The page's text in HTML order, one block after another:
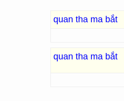
quan tha ma bắt
quan tha ma bắt